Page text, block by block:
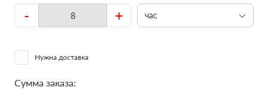
- + час
Нужна доставка
Сумма заказа: